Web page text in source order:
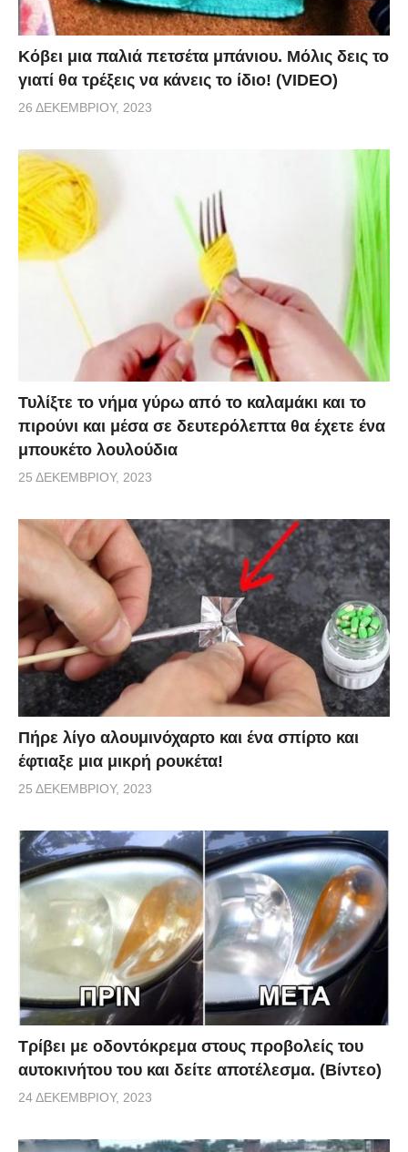
Κόβει μια παλιά πετσέτα μπάνιου. Μόλις δεις το
γιατί θα τρέξεις να κάνεις το ίδιο! (VIDEO)
26 ΔΕΚΕΜΒΡΊΟΥ, 2023
Τυλίξτε το νήμα γύρω από το καλαμάκι και το
πιρούνι και μέσα σε δευτερόλεπτα θα έχετε ένα
μπουκέτο λουλούδια
25 ΔΕΚΕΜΒΡΊΟΥ, 2023
Πήρε λίγο αλουμινόχαρτο και ένα σπίρτο και
έφτιαξε μια μικρή ρουκέτα!
25 ΔΕΚΕΜΒΡΊΟΥ, 2023
Τρίβει με οδοντόκρεμα στους προβολείς του
αυτοκινήτου του και δείτε αποτέλεσμα. (Βίντεο)
24 ΔΕΚΕΜΒΡΊΟΥ, 2023